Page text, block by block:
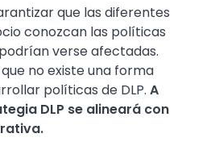
que las diferentes
conozcan las políticas
verse afectadas.
no existe una forma
políticas de DLP. A
DLP se alineará con